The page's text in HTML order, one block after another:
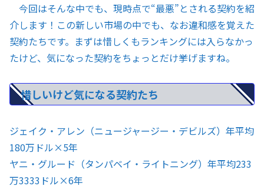
今回はそんな中でも、現時点で“最悪”とされる契約を紹
介します！この新しい市場の中でも、なお違和感を覚えた
契約たちです。まずは惜しくもランキングには入らなかっ
たけど、気になった契約をちょっとだけ挙げますね。
惜しいけど気になる契約たち
ジェイク・アレン（ニュージャージー・デビルズ）年平均
180万ドル×5年
ヤニ・グルード（タンパベイ・ライトニング）年平均233
万3333ドル×6年